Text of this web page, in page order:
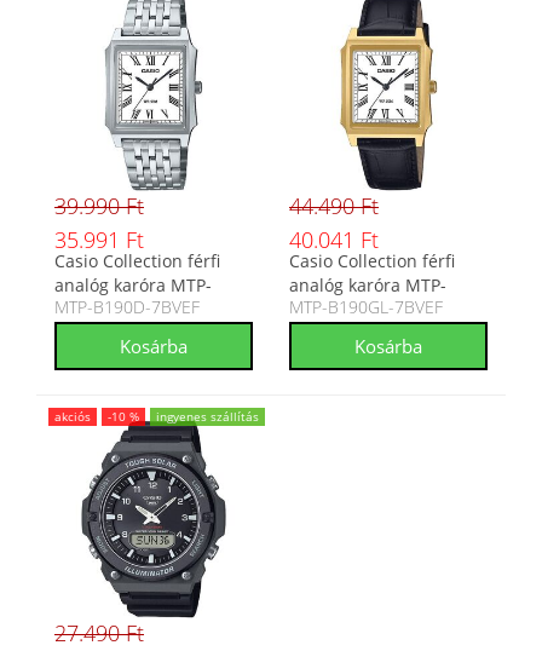
39.990 Ft
35.991 Ft
Casio Collection férfi
analóg karóra MTP-
B190D-7BVEF
MTP-B190D-7BVEF
44.490 Ft
40.041 Ft
Casio Collection férfi
analóg karóra MTP-
B190GL-7BVEF
MTP-B190GL-7BVEF
akciós -10 % ingyenes szállítás
27.490 Ft